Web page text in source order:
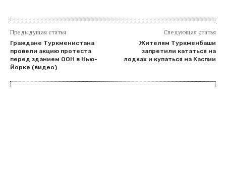
Предыдущая статья
Граждане Туркменистана
провели акцию протеста
перед зданием ООН в Нью-
Йорке (видео)
Следующая статья
Жителям Туркменбаши
запретили кататься на
лодках и купаться на Каспии